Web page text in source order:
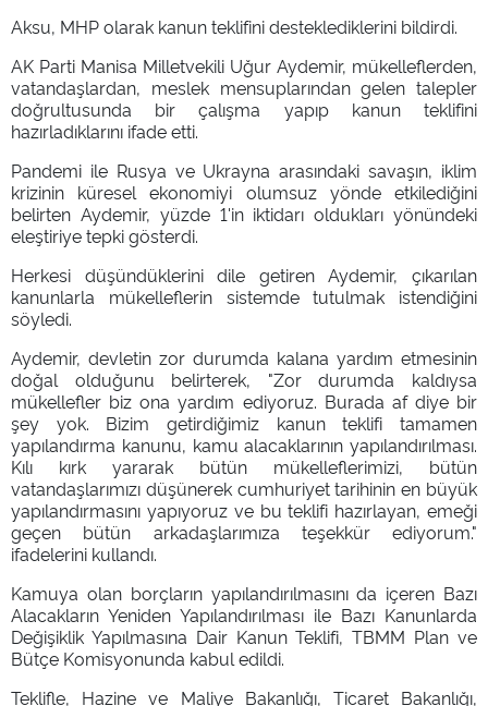
Aksu, MHP olarak kanun teklifini desteklediklerini bildirdi.
AK Parti Manisa Milletvekili Uğur Aydemir, mükelleflerden,
vatandaşlardan, meslek mensuplarından gelen talepler
doğrultusunda bir çalışma yapıp kanun teklifini
hazırladıklarını ifade etti.
Pandemi ile Rusya ve Ukrayna arasındaki savaşın, iklim
krizinin küresel ekonomiyi olumsuz yönde etkilediğini
belirten Aydemir, yüzde 1'in iktidarı oldukları yönündeki
eleştiriye tepki gösterdi.
Herkesi düşündüklerini dile getiren Aydemir, çıkarılan
kanunlarla mükelleflerin sistemde tutulmak istendiğini
söyledi.
Aydemir, devletin zor durumda kalana yardım etmesinin
doğal olduğunu belirterek, "Zor durumda kaldıysa
mükellefler biz ona yardım ediyoruz. Burada af diye bir
şey yok. Bizim getirdiğimiz kanun teklifi tamamen
yapılandırma kanunu, kamu alacaklarının yapılandırılması.
Kılı kırk yararak bütün mükelleflerimizi, bütün
vatandaşlarımızı düşünerek cumhuriyet tarihinin en büyük
yapılandırmasını yapıyoruz ve bu teklifi hazırlayan, emeği
geçen bütün arkadaşlarımıza teşekkür ediyorum."
ifadelerini kullandı.
Kamuya olan borçların yapılandırılmasını da içeren Bazı
Alacakların Yeniden Yapılandırılması ile Bazı Kanunlarda
Değişiklik Yapılmasına Dair Kanun Teklifi, TBMM Plan ve
Bütçe Komisyonunda kabul edildi.
Teklifle, Hazine ve Maliye Bakanlığı, Ticaret Bakanlığı,